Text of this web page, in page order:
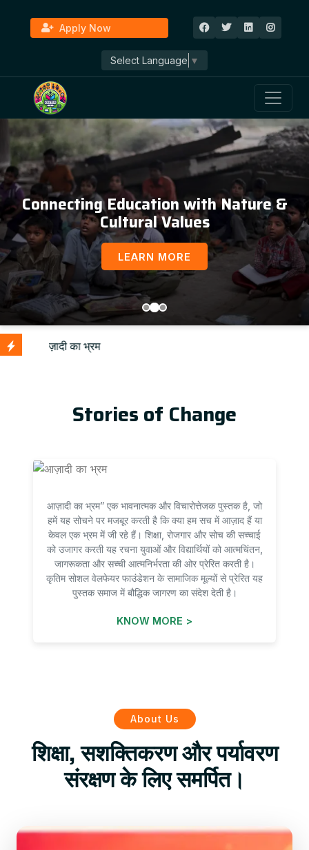
Apply Now
Select Language ▼
Connecting Education with Nature &
Cultural Values
LEARN MORE
Stories of Change
आज़ादी का भ्रम” एक भावनात्मक और विचारोत्तेजक पुस्तक है, जो
हमें यह सोचने पर मजबूर करती है कि क्या हम सच में आज़ाद हैं या
केवल एक भ्रम में जी रहे हैं। शिक्षा, रोजगार और सोच की सच्चाई
को उजागर करती यह रचना युवाओं और विद्यार्थियों को आत्मचिंतन,
जागरूकता और सच्ची आत्मनिर्भरता की ओर प्रेरित करती है।
कृतिम सोशल वेलफेयर फाउंडेशन के सामाजिक मूल्यों से प्रेरित यह
पुस्तक समाज में बौद्धिक जागरण का संदेश देती है।
KNOW MORE >
About Us
शिक्षा, सशक्तिकरण और पर्यावरण
संरक्षण के लिए समर्पित।